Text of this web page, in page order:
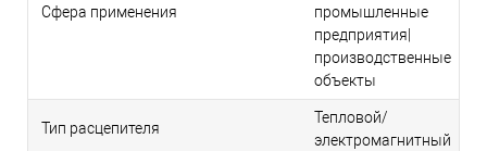
Сфера применения
промышленные
предприятия|
производственные
объекты
Тип расцепителя
Тепловой/
электромагнитный